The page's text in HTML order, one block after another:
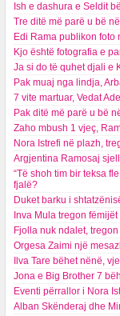
Ish e dashura e Seldit
Tre ditë më parë u bë
Edi Rama publikon foto
Kjo është fotografia e
Ja si do të quhet djali e
Pak muaj nga lindja,
7 vite martuar, Vedat
Pak ditë më parë u bë
Zaho mbush 1 vjeç,
Nora Istrefi në plazh,
Argjentina Ramosaj
“Të shoh tim bir teksa
fjalë?
Duket barku i
Inva Mula tregon fëmijët
Fjolla nuk ndalet,
Orgesa Zaimi një
Ilva Tare bëhet nënë,
Jona e Big Brother 7
Eventi përrallor i Nora
Alban Skënderaj dhe